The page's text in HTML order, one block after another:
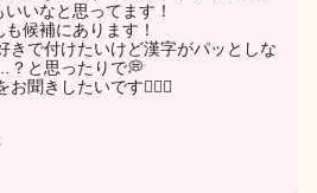
いなと思ってます！
候補にあります！
きで付けたいけど漢字がパッとしな
？と思ったりで💭
聞きしたいです🙇🏻‍♀️